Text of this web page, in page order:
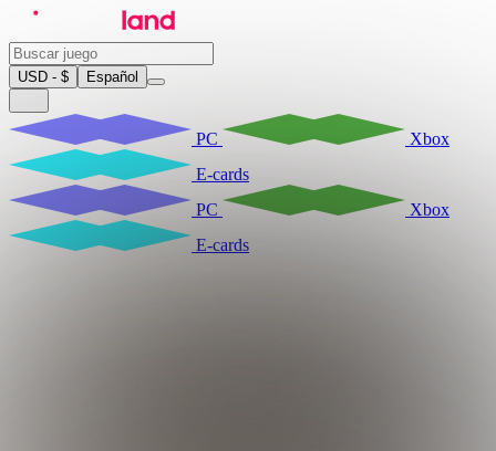
USD - $ Español
PC
Xbox
E-cards
PC
Xbox
E-cards